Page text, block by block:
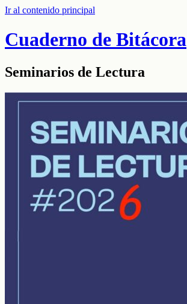
Ir al contenido principal
Cuaderno de Bitácora
Seminarios de Lectura